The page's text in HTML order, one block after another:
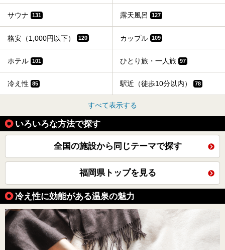
サウナ 131 露天風呂 127
格安（1,000円以下） 120 カップル 109
ホテル 101 ひとり旅・一人旅 97
冷え性 85 駅近（徒歩10分以内） 78
すべて表示する
いろいろな方法で探す
全国の施設から同じテーマで探す
福岡県トップを見る
冷え性に効能がある温泉の魅力